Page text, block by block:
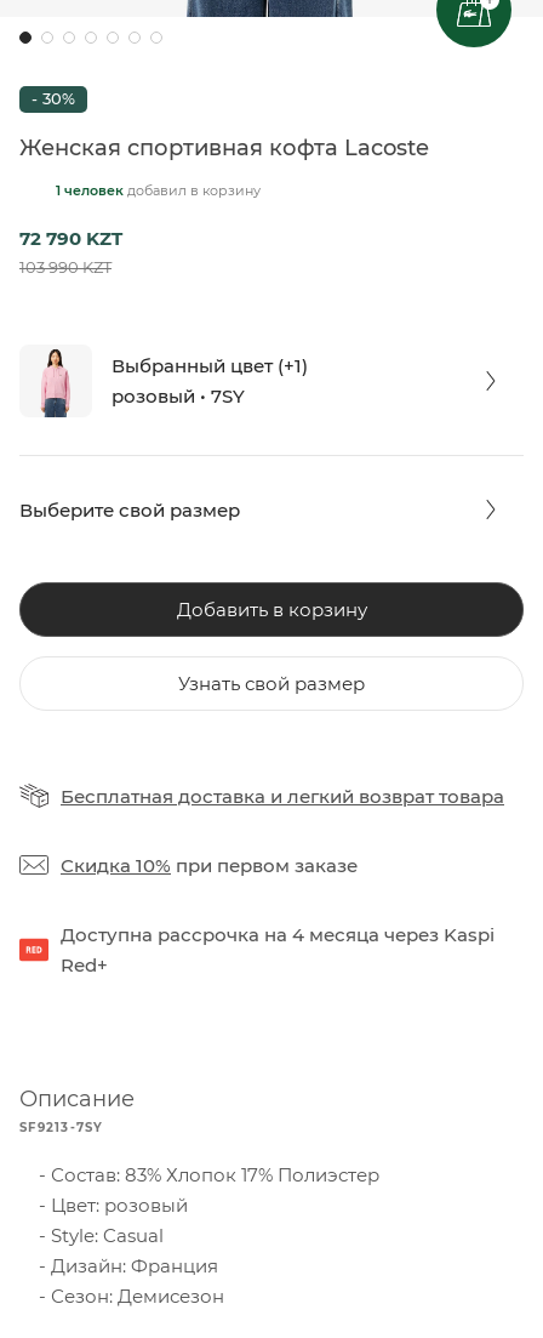
- 30%
Женская спортивная кофта Lacoste
1 человек добавил в корзину
72 790 KZT
103 990 KZT
Выбранный цвет (+1)
розовый • 7SY
Выберите свой размер
Добавить в корзину
Узнать свой размер
Бесплатная доставка и легкий возврат товара
Скидка 10% при первом заказе
Доступна рассрочка на 4 месяца через Kaspi
Red+
Описание
SF9213-7SY
Состав: 83% Хлопок 17% Полиэстер
Цвет: розовый
Style: Casual
Дизайн: Франция
Сезон: Демисезон